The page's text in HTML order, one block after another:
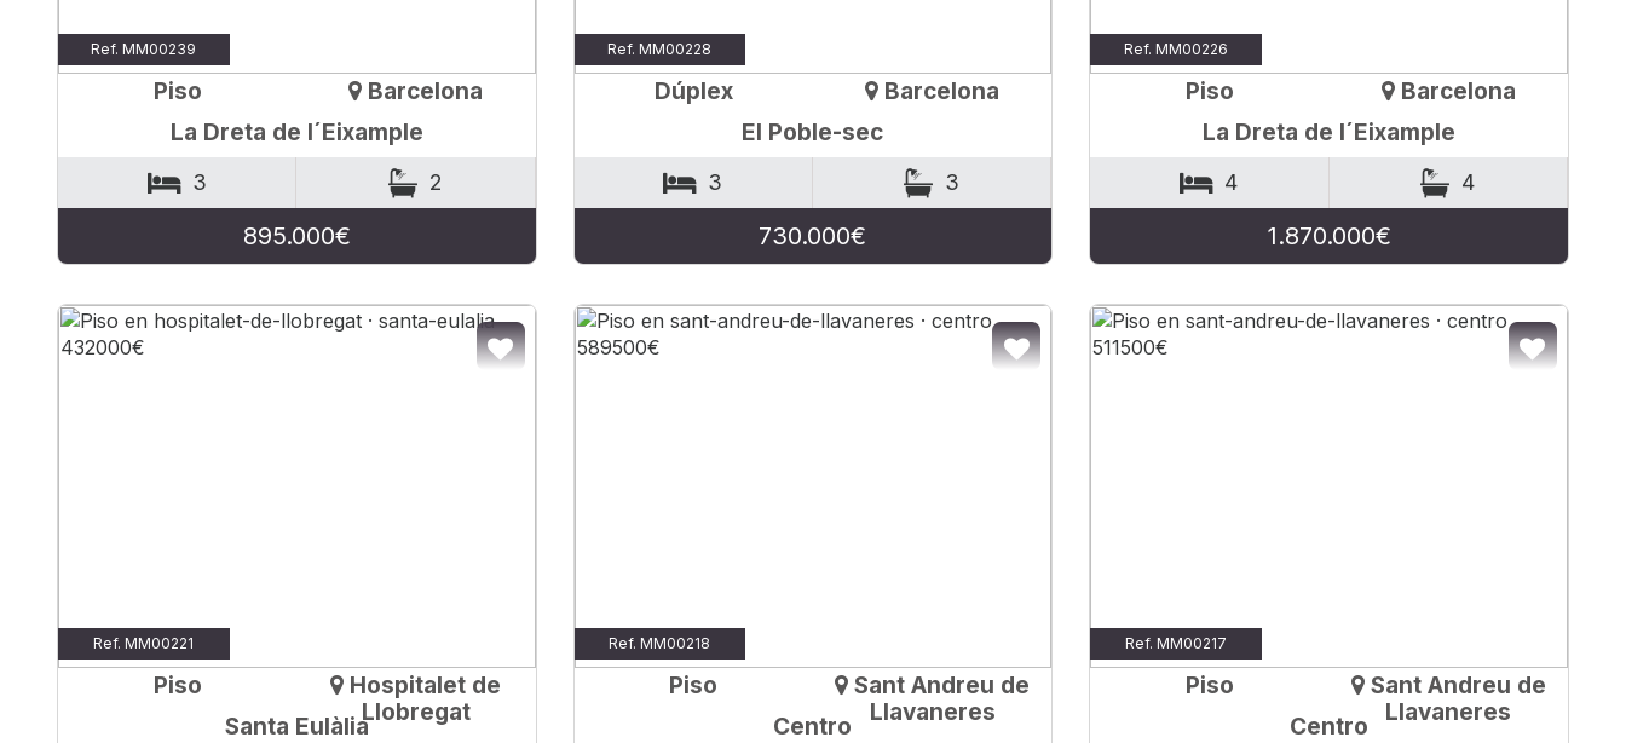
Ref. MM00239
Piso
Barcelona
La Dreta de l´Eixample
3 2
895.000€
Ref. MM00228
Dúplex
Barcelona
El Poble-sec
3 3
730.000€
Ref. MM00226
Piso
Barcelona
La Dreta de l´Eixample
4 4
1.870.000€
AÑADIR A FAVORITOS
Ref. MM00221
Piso
Hospitalet de
Llobregat
Santa Eulàlia
AÑADIR A FAVORITOS
Ref. MM00218
Piso
Sant Andreu de
Llavaneres
Centro
AÑADIR A
Ref. MM00217
Piso
Sant Andreu de
Llavaneres
Centro